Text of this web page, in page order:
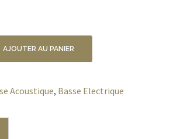
AJOUTER AU PANIER
Acoustique, Basse Electrique